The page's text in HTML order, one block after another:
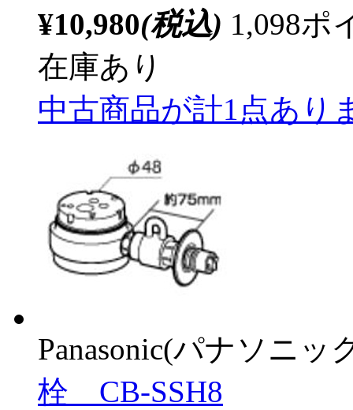
¥10,980(税込) 1,098ポ
在庫あり
中古商品が計1点あり
Panasonic(パナソニッ
栓 CB-SSH8